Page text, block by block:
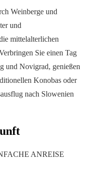
Weinberge und
und
mittelalterlichen
Sie einen Tag
und Novigrad, genießen
Konobas oder
nach Slowenien
ANREISE